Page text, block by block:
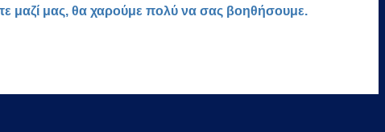
μαζί μας, θα χαρούμε πολύ να σας βοηθήσουμε.